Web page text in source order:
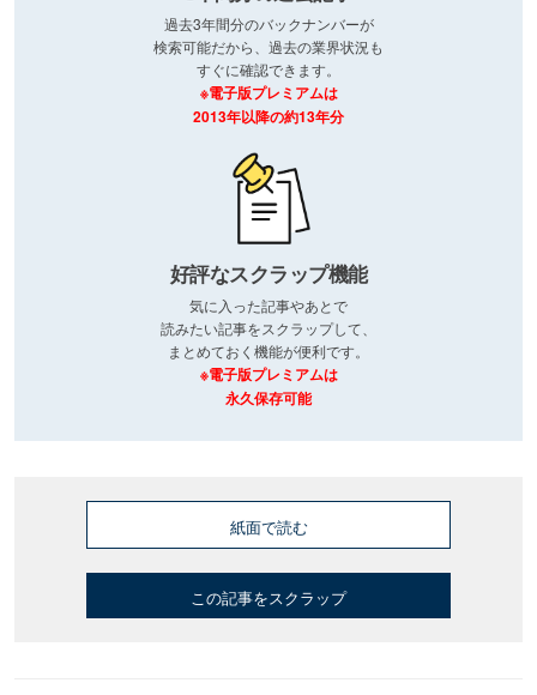
過去3年間分のバックナンバーが
検索可能だから、過去の業界状況も
すぐに確認できます。
※電子版プレミアムは
2013年以降の約13年分
好評なスクラップ機能
気に入った記事やあとで
読みたい記事をスクラップして、
まとめておく機能が便利です。
※電子版プレミアムは
永久保存可能
紙面で読む
この記事をスクラップ